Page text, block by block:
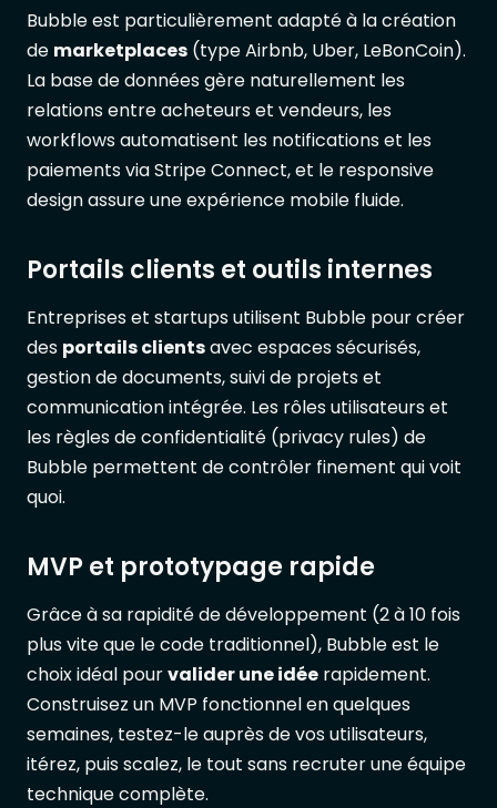
Bubble est particulièrement adapté à la création
de marketplaces (type Airbnb, Uber, LeBonCoin).
La base de données gère naturellement les
relations entre acheteurs et vendeurs, les
workflows automatisent les notifications et les
paiements via Stripe Connect, et le responsive
design assure une expérience mobile fluide.
Portails clients et outils internes
Entreprises et startups utilisent Bubble pour créer
des portails clientsavec espaces sécurisés,
gestion de documents, suivi de projets et
communication intégrée. Les rôles utilisateurs et
les règles de confidentialité (privacy rules) de
Bubble permettent de contrôler finement qui voit
quoi.
MVP et prototypage rapide
Grâce à sa rapidité de développement (2 à 10 fois
plus vite que le code traditionnel), Bubble est le
choix idéal pourvalider une idée rapidement.
Construisez un MVP fonctionnel en quelques
semaines, testez-le auprès de vos utilisateurs,
itérez, puis scalez, le tout sans recruter une équipe
technique complète.